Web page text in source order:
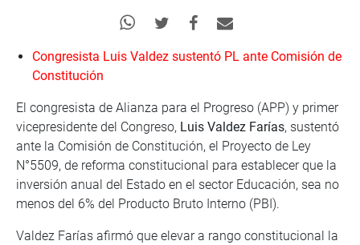
Congresista Luis Valdez sustentó PL ante Comisión de
Constitución
El congresista de Alianza para el Progreso (APP) y primer
vicepresidente del Congreso, Luis Valdez Farías, sustentó
ante la Comisión de Constitución, el Proyecto de Ley
N°5509, de reforma constitucional para establecer que la
inversión anual del Estado en el sector Educación, sea no
menos del 6% del Producto Bruto Interno (PBI).
Valdez Farías afirmó que elevar a rango constitucional la